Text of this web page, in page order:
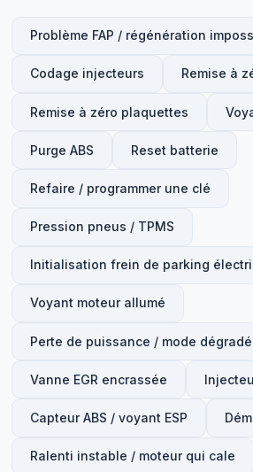
Problème FAP / régénération
Codage injecteurs Remise à
Remise à zéro plaquettes
Purge ABS Reset batterie
Refaire / programmer une clé
Pression pneus / TPMS
Initialisation frein de parking
Voyant moteur allumé
Perte de puissance / mode dégradé
Vanne EGR encrassée
Capteur ABS / voyant ESP
Ralenti instable / moteur qui cale